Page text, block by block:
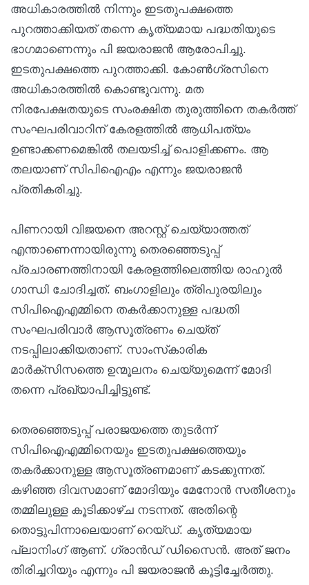
അധികാരത്തില്‍ നിന്നും ഇടതുപക്ഷത്തെ
പുറത്താക്കിയത് തന്നെ കൃത്യമായ പദ്ധതിയുടെ
ഭാഗമാണെന്നും പി ജയരാജന്‍ ആരോപിച്ചു.
ഇടതുപക്ഷത്തെ പുറത്താക്കി. കോണ്‍ഗ്രസിനെ
അധികാരത്തില്‍ കൊണ്ടുവന്നു. മത
നിരപേക്ഷതയുടെ സംരക്ഷിത തുരുത്തിനെ തകര്‍ത്ത്
സംഘപരിവാറിന് കേരളത്തില്‍ ആധിപത്യം
ഉണ്ടാക്കണമെങ്കില്‍ തലയടിച്ച് പൊളിക്കണം. ആ
തലയാണ് സിപിഐഎം എന്നും ജയരാജന്‍
പ്രതികരിച്ചു.
പിണറായി വിജയനെ അറസ്റ്റ് ചെയ്യാത്തത്
എന്താണെന്നായിരുന്നു തെരഞ്ഞെടുപ്പ്
പ്രചാരണത്തിനായി കേരളത്തിലെത്തിയ രാഹുല്‍
ഗാന്ധി ചോദിച്ചത്. ബംഗാളിലും ത്രിപുരയിലും
സിപിഐഎമ്മിനെ തകര്‍ക്കാനുള്ള പദ്ധതി
സംഘപരിവാര്‍ ആസൂത്രണം ചെയ്ത്
നടപ്പിലാക്കിയതാണ്. സാംസ്‌കാരിക
മാര്‍ക്‌സിസത്തെ ഉന്മൂലനം ചെയ്യുമെന്ന് മോദി
തന്നെ പ്രഖ്യാപിച്ചിട്ടുണ്ട്.
തെരഞ്ഞെടുപ്പ് പരാജയത്തെ തുടര്‍ന്ന്
സിപിഐഎമ്മിനെയും ഇടതുപക്ഷത്തെയും
തകര്‍ക്കാനുള്ള ആസൂത്രണമാണ് കടക്കുന്നത്.
കഴിഞ്ഞ ദിവസമാണ് മോദിയും മേനോന്‍ സതീശനും
തമ്മിലുള്ള കൂടിക്കാഴ്ച നടന്നത്. അതിന്റെ
തൊട്ടുപിന്നാലെയാണ് റെയ്ഡ്. കൃത്യമായ
പ്ലാനിംഗ് ആണ്. ഗ്രാന്‍ഡ് ഡിസൈന്‍. അത് ജനം
തിരിച്ചറിയും എന്നും പി ജയരാജന്‍ കൂട്ടിച്ചേര്‍ത്തു.